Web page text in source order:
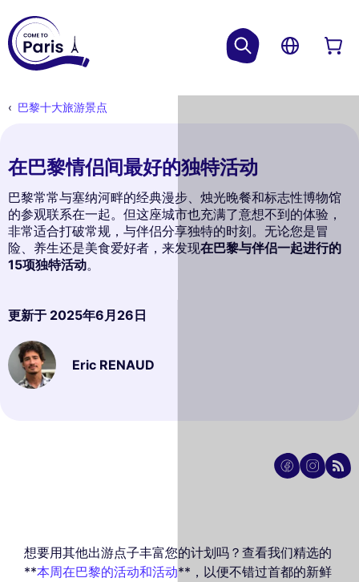
巴黎十大旅游景点
在巴黎情侣间最好的独特活动
巴黎常常与塞纳河畔的经典漫步、烛光晚餐和标志性博物馆
的参观联系在一起。但这座城市也充满了意想不到的体验，
非常适合打破常规，与伴侣分享独特的时刻。无论您是冒
险、养生还是美食爱好者，来发现在巴黎与伴侣一起进行的
15项独特活动。
更新于 2025年6月26日
Eric RENAUD
想要用其他出游点子丰富您的计划吗？查看我们精选的
**本周在巴黎的活动和活动**，以便不错过首都的新鲜